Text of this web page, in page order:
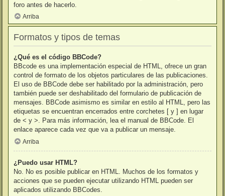
foro antes de hacerlo.
Arriba
Formatos y tipos de temas
¿Qué es el código BBCode?
BBcode es una implementación especial de HTML, ofrece un gran
control de formato de los objetos particulares de las publicaciones.
El uso de BBCode debe ser habilitado por la administración, pero
también puede ser deshabilitado del formulario de publicación de
mensajes. BBCode asimismo es similar en estilo al HTML, pero las
etiquetas se encuentran encerrados entre corchetes [ y ] en lugar
de < y >. Para más información, lea el manual de BBCode. El
enlace aparece cada vez que va a publicar un mensaje.
Arriba
¿Puedo usar HTML?
No. No es posible publicar en HTML. Muchos de los formatos y
acciones que se pueden ejecutar utilizando HTML pueden ser
aplicados utilizando BBCodes.